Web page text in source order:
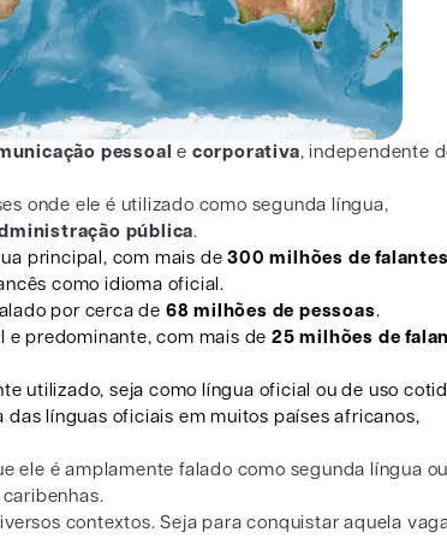
pessoal e corporativa, independente
onde ele é utilizado como segunda língua,
pública.
principal, com mais de300 milhões de
como idioma oficial.
por cerca de 68 milhões de pessoas.
e predominante, com mais de 25 milhões de
utilizado, seja como língua oficial ou de uso
das línguas oficiais em muitos países africanos,
ele é amplamente falado como segunda língua
contextos. Seja para conquistar aquela